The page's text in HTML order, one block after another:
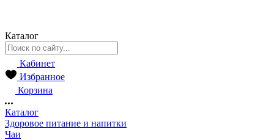
Каталог
Кабинет
Избранное
Корзина
Каталог
Здоровое питание и напитки
Чаи